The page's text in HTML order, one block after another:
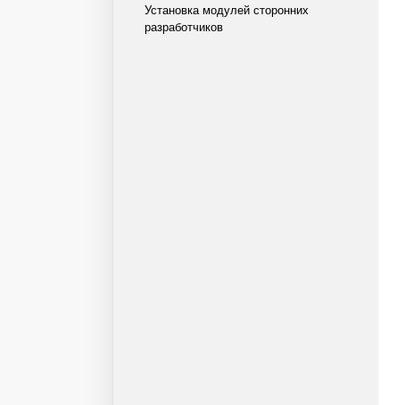
Установка модулей сторонних
разработчиков